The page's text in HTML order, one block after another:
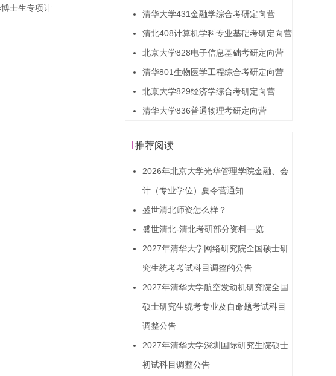
士生专项计
清华大学431金融学综合考研定向营
清北408计算机学科专业基础考研定向营
北京大学828电子信息基础考研定向营
清华801生物医学工程综合考研定向营
北京大学829经济学综合考研定向营
清华大学836普通物理考研定向营
推荐阅读
2026年北京大学光华管理学院金融、会
计（专业学位）夏令营通知
盛世清北师资怎么样？
盛世清北-清北考研部分资料一览
2027年清华大学网络研究院全国硕士研
究生统考考试科目调整的公告
2027年清华大学航空发动机研究院全国
硕士研究生统考专业及自命题考试科目
调整公告
2027年清华大学深圳国际研究生院硕士
初试科目调整公告